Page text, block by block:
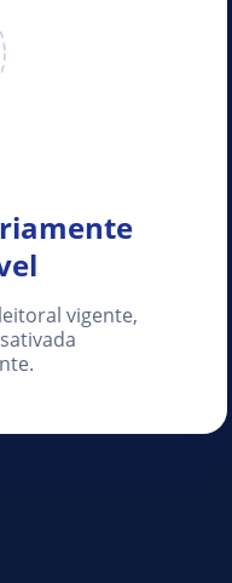
vigente,